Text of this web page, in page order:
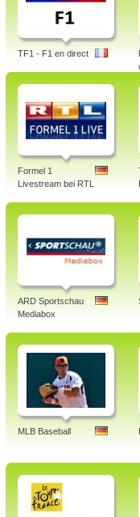
TF1 - F1 en direct
Formel 1
Livestream bei RTL
ARD Sportschau
Mediabox
MLB Baseball